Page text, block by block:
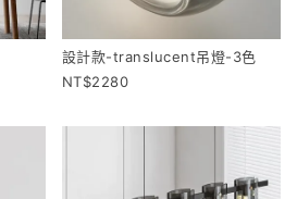
設計款-translucent吊燈-3色
2280